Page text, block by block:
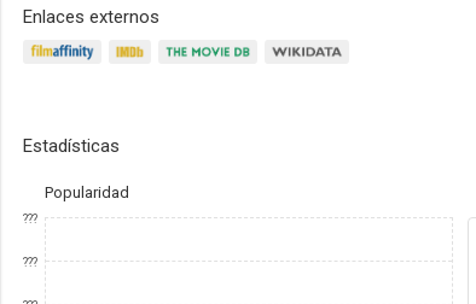
Enlaces externos
Estadísticas
Popularidad
???
???